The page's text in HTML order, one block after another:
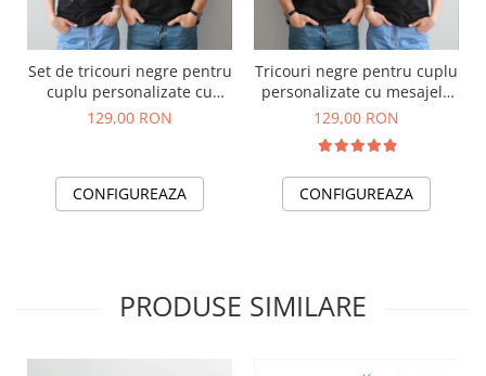
Set de tricouri negre pentru
cuplu personalizate cu
mesajul "Inima mea bate
129,00 RON
CONFIGUREAZA
Tricouri negre pentru cuplu
personalizate cu mesajele
"Eu i-am furat inima" "Iar
129,00 RON
CONFIGUREAZA
PRODUSE SIMILARE